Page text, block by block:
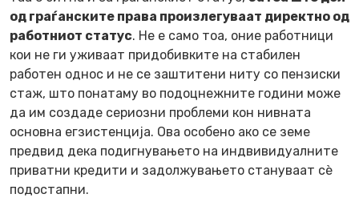
од граѓанските права произлегуваат директно од
работниот статус. Не е само тоа, оние работници
кои не ги уживаат придобивките на стабилен
работен однос и не се заштитени ниту со пензиски
стаж, што понатаму во подоцнежните години може
да им создаде сериозни проблеми кон нивната
основна егзистенција. Ова особено ако се земе
предвид дека подигнувањето на индвивидуалните
приватни кредити и задолжувањето стануваат сѐ
подостапни.